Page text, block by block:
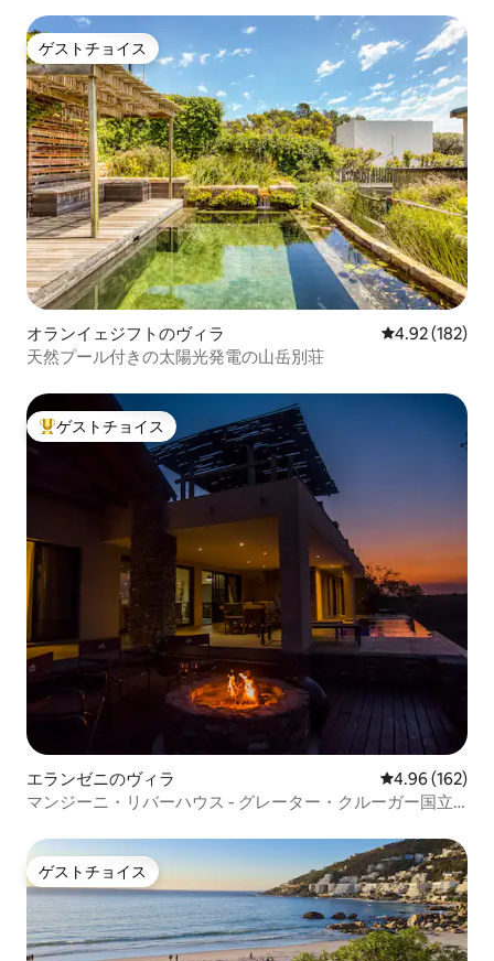
ゲストチョイス
ゲストチョイス
オランイェジフトのヴィラ レビュー182
4.92 (182)
天然プール付きの太陽光発電の山岳別荘
大好評のゲストチョイスです。
ゲストチョイス
エランゼニのヴィラ レビュー162
4.96 (162)
マンジーニ・リバーハウス - グレーター・クルーガー国立
ゲストチョイス
ゲストチョイス